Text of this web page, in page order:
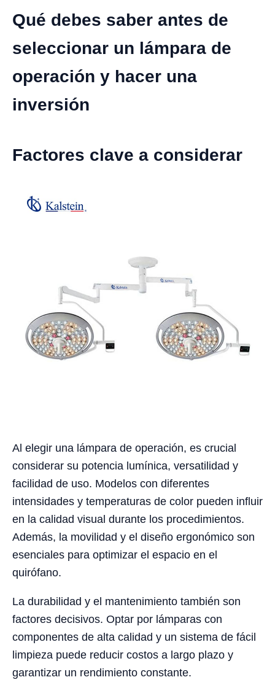
Qué debes saber antes de
seleccionar un lámpara de
operación y hacer una
inversión
Factores clave a considerar
Al elegir una lámpara de operación, es crucial
considerar su potencia lumínica, versatilidad y
facilidad de uso. Modelos con diferentes
intensidades y temperaturas de color pueden influir
en la calidad visual durante los procedimientos.
Además, la movilidad y el diseño ergonómico son
esenciales para optimizar el espacio en el
quirófano.
La durabilidad y el mantenimiento también son
factores decisivos. Optar por lámparas con
componentes de alta calidad y un sistema de fácil
limpieza puede reducir costos a largo plazo y
garantizar un rendimiento constante.